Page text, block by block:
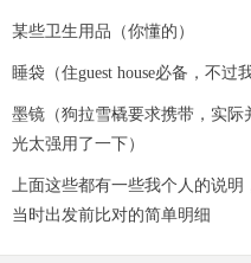
某些卫生用品（你懂的）
睡袋（住guest house必备，不过
墨镜（狗拉雪橇要求携带，实际
光太强用了一下）
上面这些都有一些我个人的说
当时出发前比对的简单明细